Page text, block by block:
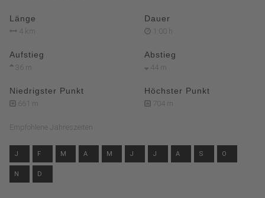
Länge
4 km
Dauer
1:00 h
Aufstieg
36 m
Abstieg
44 m
Niedrigster Punkt
661 m
Höchster Punkt
704 m
Empfohlene Jahreszeiten
J F M A M J J A S O
N D